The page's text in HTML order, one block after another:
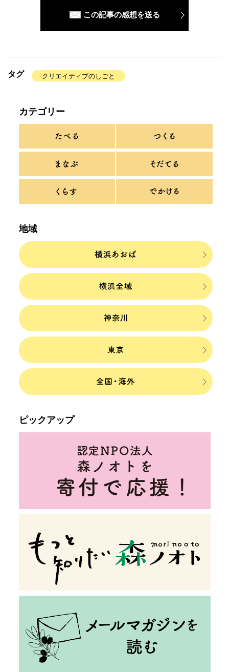
この記事の感想を送る
タグ クリエイティブのしごと
カテゴリー
地域
ピックアップ